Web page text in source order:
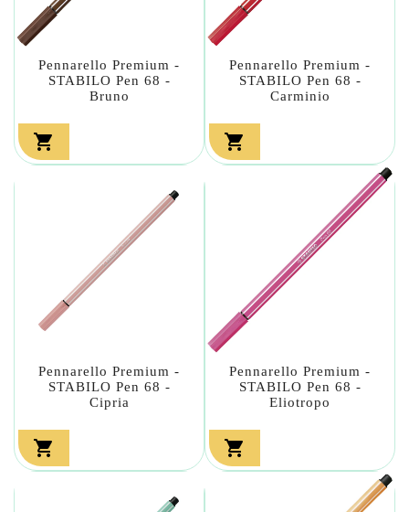
Pennarello Premium -
STABILO Pen 68 -
Bruno

Pennarello Premium -
STABILO Pen 68 -
Carminio

Pennarello Premium -
STABILO Pen 68 -
Cipria

Pennarello Premium -
STABILO Pen 68 -
Eliotropo
